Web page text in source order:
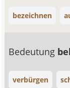
bezeichnen
Bedeutung
verbürgen